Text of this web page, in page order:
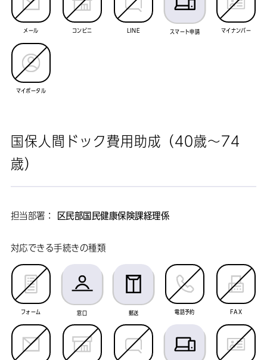
メール コンビニ LINE スマート申請 マイナンバー
マイポータル
国保人間ドック費用助成（40歳～74
歳）
担当部署： 区民部国民健康保険課経理係
対応できる手続きの種類
フォーム 窓口 郵送 電話予約 FAX